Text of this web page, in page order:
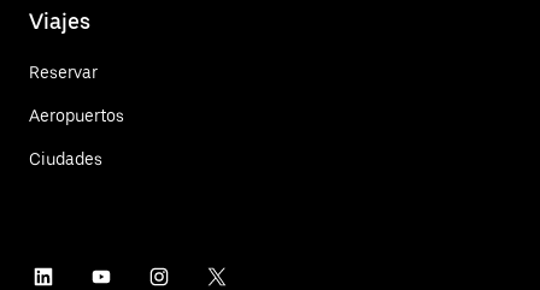
Viajes
Reservar
Aeropuertos
Ciudades